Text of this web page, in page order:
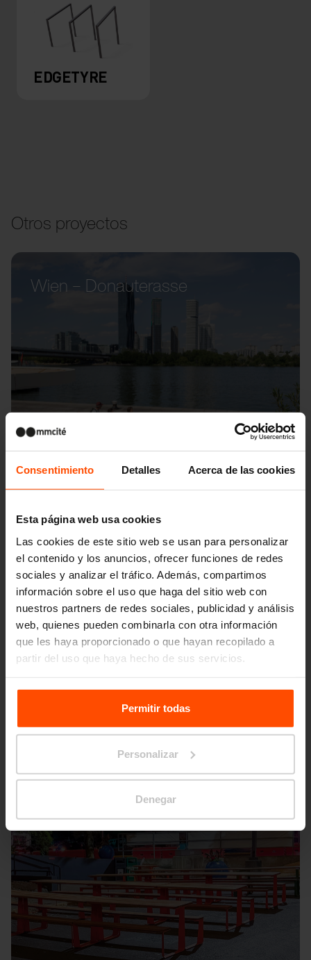
Consentimiento Detalles Acerca de las cookies
Esta página web usa cookies
Las cookies de este sitio web se usan para personalizar
el contenido y los anuncios, ofrecer funciones de redes
sociales y analizar el tráfico. Además, compartimos
información sobre el uso que haga del sitio web con
nuestros partners de redes sociales, publicidad y análisis
web, quienes pueden combinarla con otra información
que les haya proporcionado o que hayan recopilado a
partir del uso que haya hecho de sus servicios.
Para más información, visitePrinciples Relating to the
Processing Personal Data.Permitir todas
Personalizar
Denegar
EDGETYRE
Otros proyectos
Wien – Donauterasse
Seattle – Popup park